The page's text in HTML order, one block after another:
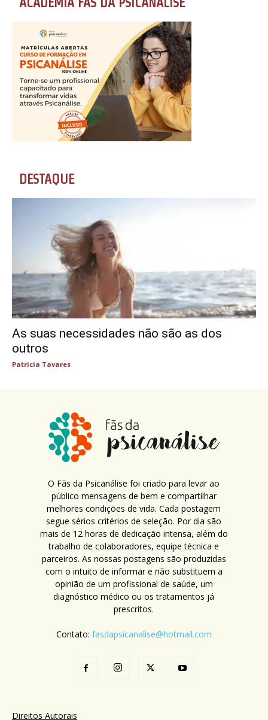
DESTAQUE
As suas necessidades não são as dos
outros
Patricia Tavares
O Fãs da Psicanálise foi criado para levar ao
público mensagens de bem e compartilhar
melhores condições de vida. Cada postagem
segue sérios critérios de seleção. Por dia são
mais de 12 horas de dedicação intensa, além do
trabalho de colaboradores, equipe técnica e
parceiros. As nossas postagens são produzidas
com o intuito de informar e não substituem a
opinião de um profissional de saúde, um
diagnóstico médico ou os tratamentos já
prescritos.
Contato: fasdapsicanalise@hotmail.com
Direitos Autorais